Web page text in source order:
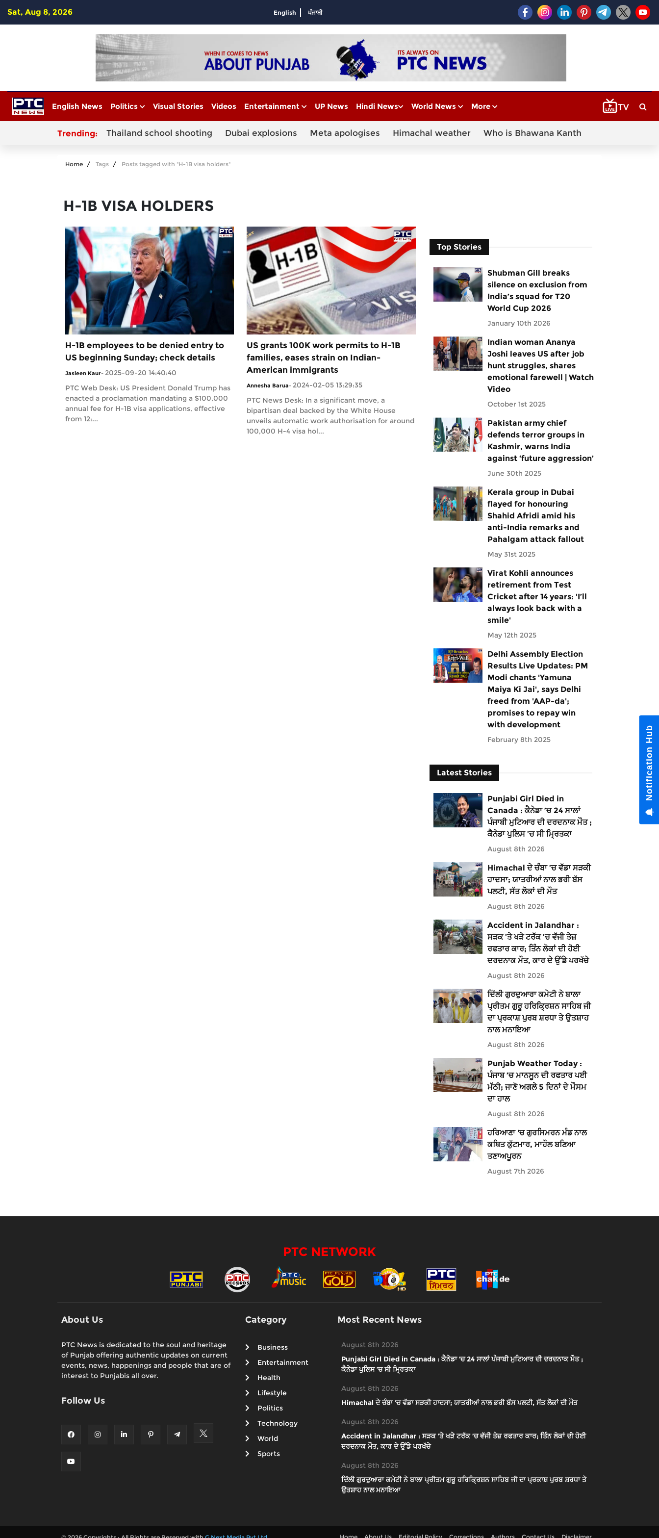
Sat, Aug 8, 2026 English ਪੰਜਾਬੀ
English News Politics Visual Stories Videos Entertainment UP News Hindi News World News More
Trending: Thailand school shooting Dubai explosions Meta apologises Himachal weather Who is Bhawana Kanth
Home Tags Posts tagged with "H-1B visa holders"
H-1B VISA HOLDERS
H-1B employees to be denied entry to
US beginning Sunday; check details
Jasleen Kaur- 2025-09-20 14:40:40
PTC Web Desk: US President Donald Trump has
enacted a proclamation mandating a $100,000
annual fee for H-1B visa applications, effective
from 12:...
US grants 100K work permits to H-1B
families, eases strain on Indian-
American immigrants
Annesha Barua- 2024-02-05 13:29:35
PTC News Desk: In a significant move, a
bipartisan deal backed by the White House
unveils automatic work authorisation for around
100,000 H-4 visa hol...
Top Stories
Shubman Gill breaks
silence on exclusion from
India’s squad for T20
World Cup 2026
January 10th 2026
Indian woman Ananya
Joshi leaves US after job
hunt struggles, shares
emotional farewell | Watch
Video
October 1st 2025
Pakistan army chief
defends terror groups in
Kashmir, warns India
against ‘future aggression’
June 30th 2025
Kerala group in Dubai
flayed for honouring
Shahid Afridi amid his
anti-India remarks and
Pahalgam attack fallout
May 31st 2025
Virat Kohli announces
retirement from Test
Cricket after 14 years: 'I’ll
always look back with a
smile'
May 12th 2025
Delhi Assembly Election
Results Live Updates: PM
Modi chants 'Yamuna
Maiya Ki Jai', says Delhi
freed from 'AAP-da';
promises to repay win
with development
February 8th 2025
Latest Stories
Punjabi Girl Died in
Canada : ਕੈਨੇਡਾ ’ਚ 24 ਸਾਲਾਂ
ਪੰਜਾਬੀ ਮੁਟਿਆਰ ਦੀ ਦਰਦਨਾਕ ਮੌਤ ;
ਕੈਨੇਡਾ ਪੁਲਿਸ ’ਚ ਸੀ ਮ੍ਰਿਤਕਾ
August 8th 2026
Himachal ਦੇ ਚੰਬਾ ’ਚ ਵੱਡਾ ਸੜਕੀ
ਹਾਦਸਾ; ਯਾਤਰੀਆਂ ਨਾਲ ਭਰੀ ਬੱਸ
ਪਲਟੀ, ਸੱਤ ਲੋਕਾਂ ਦੀ ਮੌਤ
August 8th 2026
Accident in Jalandhar :
ਸੜਕ ’ਤੇ ਖੜੇ ਟਰੱਕ ’ਚ ਵੱਜੀ ਤੇਜ਼
ਰਫਤਾਰ ਕਾਰ; ਤਿੰਨ ਲੋਕਾਂ ਦੀ ਹੋਈ
ਦਰਦਨਾਕ ਮੌਤ, ਕਾਰ ਦੇ ਉੱਡੇ ਪਰਖੱਚੇ
August 8th 2026
ਦਿੱਲੀ ਗੁਰਦੁਆਰਾ ਕਮੇਟੀ ਨੇ ਬਾਲਾ
ਪ੍ਰੀਤਮ ਗੁਰੂ ਹਰਿਕ੍ਰਿਸ਼ਨ ਸਾਹਿਬ ਜੀ
ਦਾ ਪ੍ਰਕਾਸ਼ ਪੁਰਬ ਸ਼ਰਧਾ ਤੇ ਉਤਸ਼ਾਹ
ਨਾਲ ਮਨਾਇਆ
August 8th 2026
Punjab Weather Today :
ਪੰਜਾਬ ’ਚ ਮਾਨਸੂਨ ਦੀ ਰਫਤਾਰ ਪਈ
ਮੱਠੀ; ਜਾਣੋ ਅਗਲੇ 5 ਦਿਨਾਂ ਦੇ ਮੌਸਮ
ਦਾ ਹਾਲ
August 8th 2026
ਹਰਿਆਣਾ 'ਚ ਗੁਰਸਿਮਰਨ ਮੰਡ ਨਾਲ
ਕਥਿਤ ਕੁੱਟਮਾਰ, ਮਾਹੌਲ ਬਣਿਆ
ਤਣਾਅਪੂਰਨ
August 7th 2026
PTC NETWORK
About Us
PTC News is dedicated to the soul and heritage
of Punjab offering authentic updates on current
events, news, happenings and people that are of
interest to Punjabis all over.
Follow Us
Category
Business
Entertainment
Health
Lifestyle
Politics
Technology
World
Sports
Most Recent News
August 8th 2026
Punjabi Girl Died in Canada : ਕੈਨੇਡਾ ’ਚ 24 ਸਾਲਾਂ ਪੰਜਾਬੀ ਮੁਟਿਆਰ ਦੀ ਦਰਦਨਾਕ ਮੌਤ ;
ਕੈਨੇਡਾ ਪੁਲਿਸ ’ਚ ਸੀ ਮ੍ਰਿਤਕਾ
August 8th 2026
Himachal ਦੇ ਚੰਬਾ ’ਚ ਵੱਡਾ ਸੜਕੀ ਹਾਦਸਾ; ਯਾਤਰੀਆਂ ਨਾਲ ਭਰੀ ਬੱਸ ਪਲਟੀ, ਸੱਤ ਲੋਕਾਂ ਦੀ ਮੌਤ
August 8th 2026
Accident in Jalandhar : ਸੜਕ ’ਤੇ ਖੜੇ ਟਰੱਕ ’ਚ ਵੱਜੀ ਤੇਜ਼ ਰਫਤਾਰ ਕਾਰ; ਤਿੰਨ ਲੋਕਾਂ ਦੀ ਹੋਈ
ਦਰਦਨਾਕ ਮੌਤ, ਕਾਰ ਦੇ ਉੱਡੇ ਪਰਖੱਚੇ
August 8th 2026
ਦਿੱਲੀ ਗੁਰਦੁਆਰਾ ਕਮੇਟੀ ਨੇ ਬਾਲਾ ਪ੍ਰੀਤਮ ਗੁਰੂ ਹਰਿਕ੍ਰਿਸ਼ਨ ਸਾਹਿਬ ਜੀ ਦਾ ਪ੍ਰਕਾਸ਼ ਪੁਰਬ ਸ਼ਰਧਾ ਤੇ
ਉਤਸ਼ਾਹ ਨਾਲ ਮਨਾਇਆ
Notification Hub